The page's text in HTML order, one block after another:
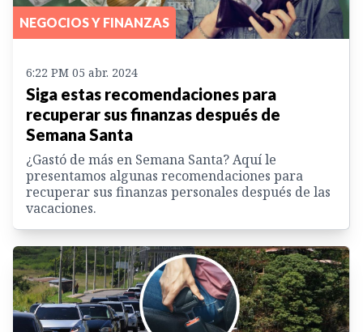
NEGOCIOS Y FINANZAS
6:22 PM 05 abr. 2024
Siga estas recomendaciones para
recuperar sus finanzas después de
Semana Santa
¿Gastó de más en Semana Santa? Aquí le
presentamos algunas recomendaciones para
recuperar sus finanzas personales después de las
vacaciones.